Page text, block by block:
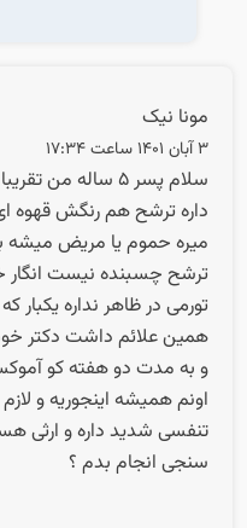
مونا نیک
3 آبان 1401 ساعت 17:34
سلام پسر ۵ ساله
داره ترشح هم رنگش
میره حموم یا مریض میشه
ترشح چسبنده نیست
تورمی در ظاهر نداره
همین علائم داشت دکتر
اونم همیشه اینجوریه و
تنفسی شدید داره و ارثی
سنجی انجام بدم ؟